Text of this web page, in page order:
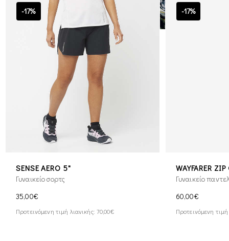
-17%
SENSE AERO 5"
Γυναικείο σορτς
35,00€
Προτεινόμενη τιμή λιανικής: 70,00€
-17%
WAYFARER ZIP
Γυναικείο
60,00€
Προτεινόμενη